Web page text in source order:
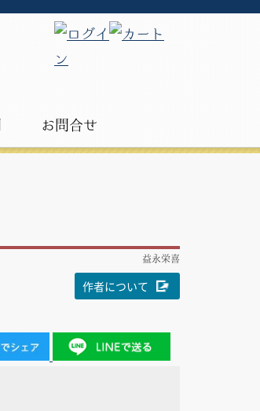
お問合せ
益永栄喜
作者について